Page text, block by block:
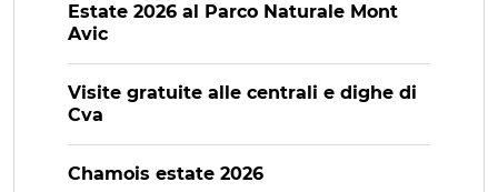
Estate 2026 al Parco Naturale Mont
Avic
Visite gratuite alle centrali e dighe di
Cva
Chamois estate 2026